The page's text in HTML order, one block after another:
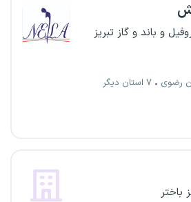
و باند و گاز تبریز
رضوی
۷ استان دیگر
باختر